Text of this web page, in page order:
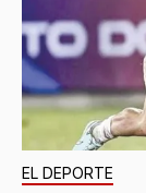
EL DEPORTE